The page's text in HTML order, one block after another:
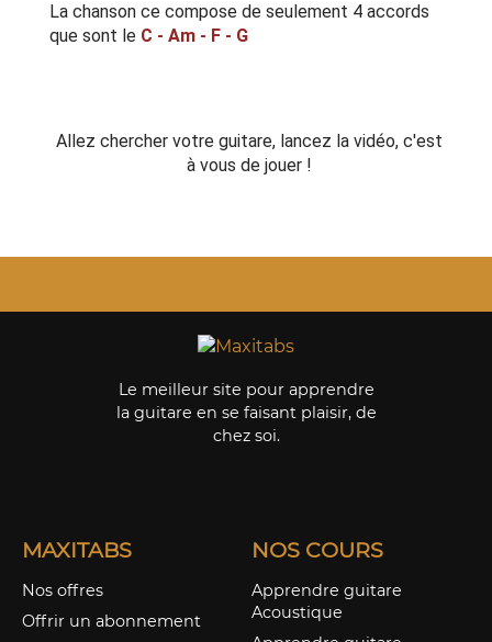
La chanson ce compose de seulement 4 accords
que sont le C - Am - F - G
Allez chercher votre guitare, lancez la vidéo, c'est
à vous de jouer !
Le meilleur site pour apprendre
la guitare en se faisant plaisir, de
chez soi.
MAXITABS
Nos offres
Offrir un abonnement
NOS COURS
Apprendre guitare
Acoustique